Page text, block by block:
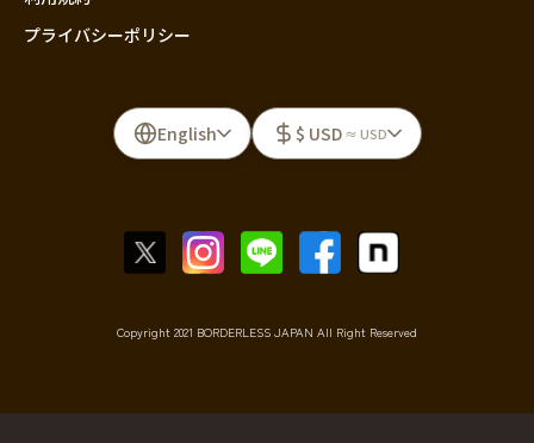
プライバシーポリシー
English $ USD ≈ USD
Copyright 2021 BORDERLESS JAPAN All Right Reserved